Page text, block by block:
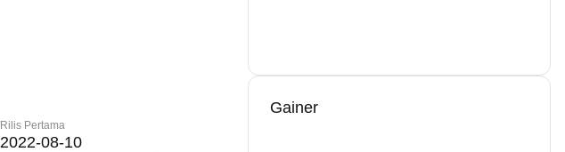
Rilis Pertama
2022-08-10
Gainer